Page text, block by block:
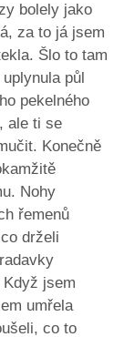
bolely jako
za to já jsem
Šlo to tam
půl
pekelného
ale ti se
Konečně
Nohy
řemenů
drželi
jsem
umřela
co to